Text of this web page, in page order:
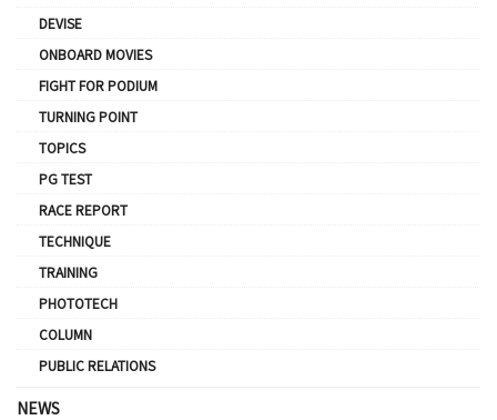
DEVISE
ONBOARD MOVIES
FIGHT FOR PODIUM
TURNING POINT
TOPICS
PG TEST
RACE REPORT
TECHNIQUE
TRAINING
PHOTOTECH
COLUMN
PUBLIC RELATIONS
NEWS